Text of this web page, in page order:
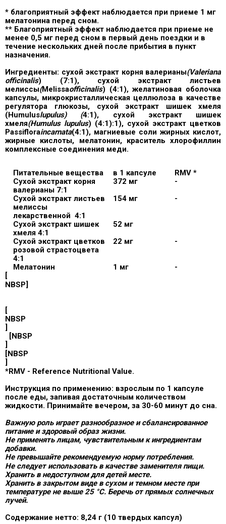
* благоприятный эффект наблюдается при приеме 1 мг
мелатонина перед сном.
** Благоприятный эффект наблюдается при приеме не
менее 0,5 мг перед сном в первый день поездки и в
течение нескольких дней после прибытия в пункт
назначения.
Ингредиенты: сухой экстракт корня валерианы(Valeriana
officinalis) (7:1), сухой экстракт листьев
мелиссы(Melissaofficinalis) (4:1), желатиновая оболочка
капсулы, микрокристаллическая целлюлоза в качестве
регулятора глюкозы, сухой экстракт шишек хмеля
(Humuluslupulus) (4:1), сухой экстракт шишек
хмеля(Humulus lupulus) (4:1):1), сухой экстракт цветков
Passifloraincarnata(4:1), магниевые соли жирных кислот,
жирные кислоты, мелатонин, краситель хлорофиллин
комплексные соединения меди.
Питательные вещества в 1 капсуле
RMV *
Сухой экстракт корня
валерианы 7:1
372 мг
-
Сухой экстракт листьев
мелиссы
лекарственной 4:1
154 мг -
Сухой экстракт шишек
хмеля 4:1
52 мг
Сухой экстракт цветков
розовой страстоцвета
4:1
22 мг -
Мелатонин 1 мг
-
[
NBSP]
[
NBSP
]
[NBSP
]
[NBSP
]
*RMV - Reference Nutritional Value.
Инструкция по применению: взрослым по 1 капсуле
после еды, запивая достаточным количеством
жидкости. Принимайте вечером, за 30-60 минут до сна.
Важную роль играет разнообразное и сбалансированное
питание и здоровый образ жизни.
Не применять лицам, чувствительным к ингредиентам
добавки.
Не превышайте рекомендуемую норму потребления.
Не следует использовать в качестве заменителя пищи.
Хранить в недоступном для детей месте.
Хранить в закрытом виде в сухом и темном месте при
температуре не выше 25 °C. Беречь от прямых солнечных
лучей.
Содержание нетто: 8,24 г (10 твердых капсул)